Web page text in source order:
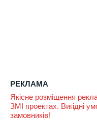
РЕКЛАМА
Якісне розміщення
ЗМІ проектах. Вигідні
замовників!